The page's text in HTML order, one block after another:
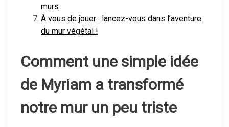
murs
À vous de jouer : lancez-vous dans l’aventure
du mur végétal !
Comment une simple idée
de Myriam a transformé
notre mur un peu triste